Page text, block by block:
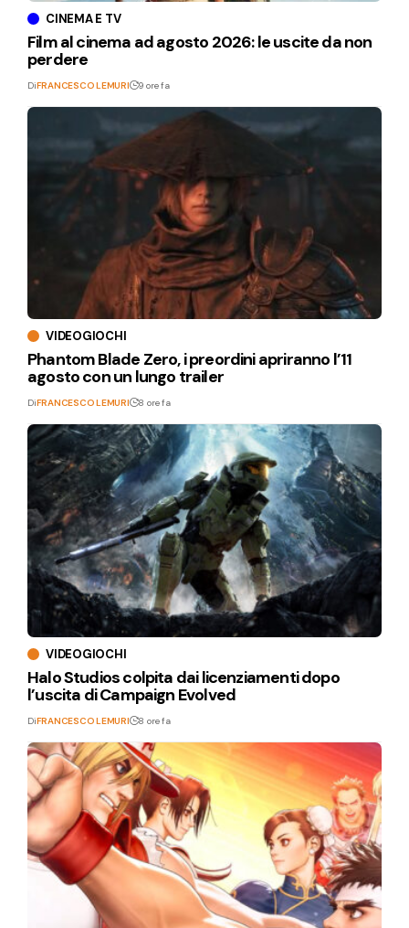
CINEMA E TV
Film al cinema ad agosto 2026: le uscite da non
perdere
DiFRANCESCO LEMURI 9 ore fa
VIDEOGIOCHI
Phantom Blade Zero, i preordini apriranno l’11
agosto con un lungo trailer
DiFRANCESCO LEMURI 8 ore fa
VIDEOGIOCHI
Halo Studios colpita dai licenziamenti dopo
l’uscita di Campaign Evolved
DiFRANCESCO LEMURI 8 ore fa